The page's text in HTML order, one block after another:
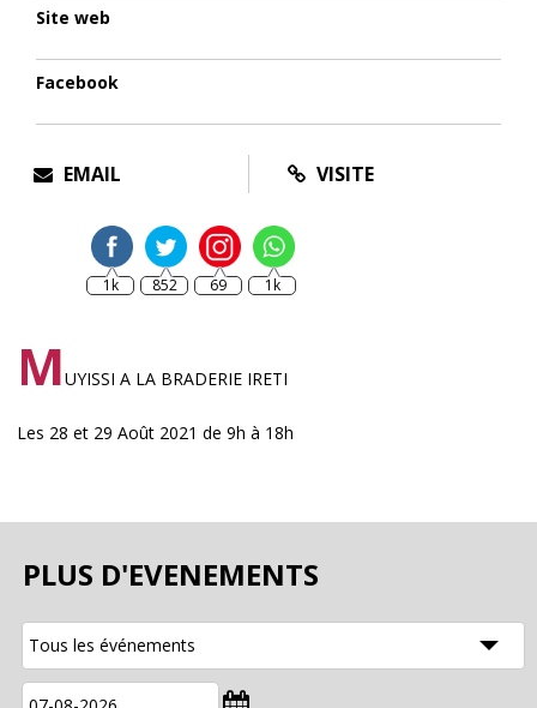
Site web
Facebook
EMAIL VISITE
1k 852 69 1k
MUYISSI A LA BRADERIE IRETI
Les 28 et 29 Août 2021 de 9h à 18h
PLUS D'EVENEMENTS